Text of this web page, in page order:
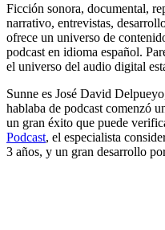
Ficción sonora, documental,
narrativo, entrevistas,
ofrece un universo de
podcast en idioma español.
el universo del audio digital
Sunne es José David
hablaba de podcast comenzó
un gran éxito que puede
Podcast, el especialista
3 años, y un gran desarrollo